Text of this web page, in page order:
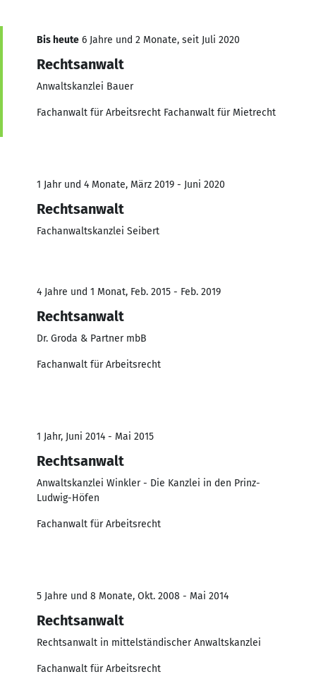
Bis heute 6 Jahre und 2 Monate, seit Juli 2020
Rechtsanwalt
Anwaltskanzlei Bauer
Fachanwalt für Arbeitsrecht Fachanwalt für Mietrecht
1 Jahr und 4 Monate, März 2019 - Juni 2020
Rechtsanwalt
Fachanwaltskanzlei Seibert
4 Jahre und 1 Monat, Feb. 2015 - Feb. 2019
Rechtsanwalt
Dr. Groda & Partner mbB
Fachanwalt für Arbeitsrecht
1 Jahr, Juni 2014 - Mai 2015
Rechtsanwalt
Anwaltskanzlei Winkler - Die Kanzlei in den Prinz-
Ludwig-Höfen
Fachanwalt für Arbeitsrecht
5 Jahre und 8 Monate, Okt. 2008 - Mai 2014
Rechtsanwalt
Rechtsanwalt in mittelständischer Anwaltskanzlei
Fachanwalt für Arbeitsrecht